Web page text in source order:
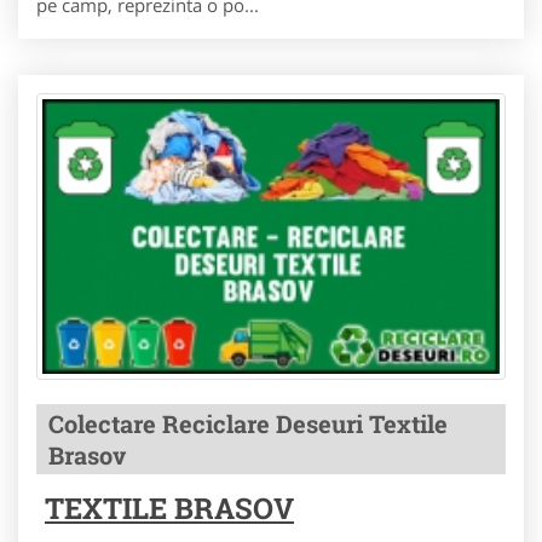
pe camp, reprezinta o po...
Colectare Reciclare Deseuri Textile
Brasov
TEXTILE BRASOV